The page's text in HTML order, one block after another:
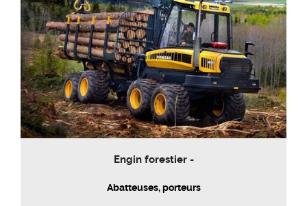
Engin forestier -
Abatteuses, porteurs